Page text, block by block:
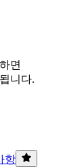
면
니다.
항